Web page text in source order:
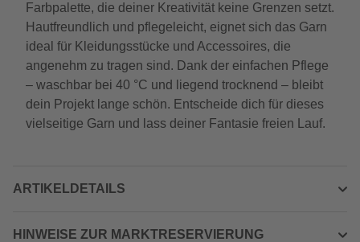
Farbpalette, die deiner Kreativität keine Grenzen setzt.
Hautfreundlich und pflegeleicht, eignet sich das Garn
ideal für Kleidungsstücke und Accessoires, die
angenehm zu tragen sind. Dank der einfachen Pflege
– waschbar bei 40 °C und liegend trocknend – bleibt
dein Projekt lange schön. Entscheide dich für dieses
vielseitige Garn und lass deiner Fantasie freien Lauf.
ARTIKELDETAILS
HINWEISE ZUR MARKTRESERVIERUNG